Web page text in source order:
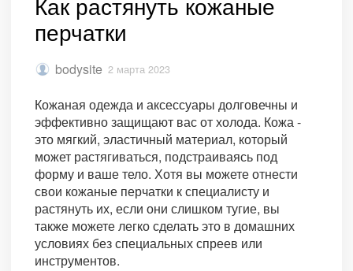
перчатки
bodysite 2 марта 2023
Кожаная одежда и аксессуары долговечны и
эффективно защищают вас от холода. Кожа -
это мягкий, эластичный материал, который
может растягиваться, подстраиваясь под
форму и ваше тело. Хотя вы можете отнести
свои кожаные перчатки к специалисту и
растянуть их, если они слишком тугие, вы
также можете легко сделать это в домашних
условиях без специальных спреев или
инструментов.